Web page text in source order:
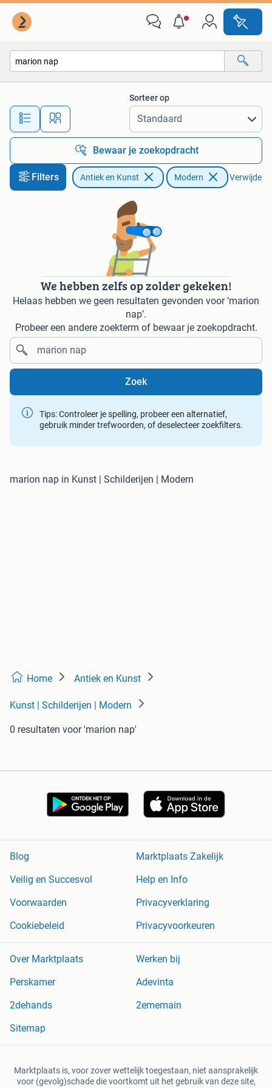
Alle afstanden…
Sorteer op
Bewaar je zoekopdracht
Filters Antiek en Kunst Modern Verwijder
We hebben zelfs op zolder gekeken!
Helaas hebben we geen resultaten gevonden voor ‘marion
nap’.
Probeer een andere zoekterm of bewaar je zoekopdracht.
Zoek
Tips: Controleer je spelling, probeer een alternatief,
gebruik minder trefwoorden, of deselecteer zoekfilters.
marion nap in Kunst | Schilderijen | Modern
Home Antiek en Kunst
Kunst | Schilderijen | Modern
0 resultaten voor 'marion nap'
Blog
Marktplaats Zakelijk
Veilig en Succesvol
Help en Info
Voorwaarden
Privacyverklaring
Cookiebeleid
Privacyvoorkeuren
Over Marktplaats
Werken bij
Perskamer
Adevinta
2dehands
2ememain
Sitemap
Marktplaats is, voor zover wettelijk toegestaan, niet aansprakelijk
voor (gevolg)schade die voortkomt uit het gebruik van deze site,